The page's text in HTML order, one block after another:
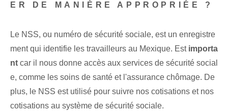
ER DE MANIÈRE APPROPRIÉE ?
Le NSS, ou numéro de sécurité sociale, est un enregistre
ment qui identifie les travailleurs au Mexique. Est importa
nt car il nous donne accès aux services de sécurité social
e, comme les soins de santé et l'assurance chômage. De
plus, le NSS est utilisé pour suivre nos cotisations et nos
cotisations au système de sécurité sociale.